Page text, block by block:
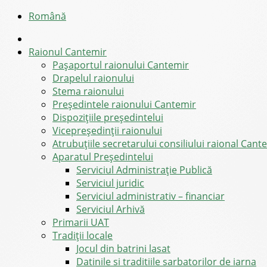
Română
Raionul Cantemir
Pașaportul raionului Cantemir
Drapelul raionului
Stema raionului
Preşedintele raionului Cantemir
Dispozițiile președintelui
Vicepreşedinţii raionului
Atrubuțiile secretarului consiliului raional
Aparatul Preşedintelui
Serviciul Administraţie Publică
Serviciul juridic
Serviciul administrativ – financiar
Serviciul Arhivă
Primarii UAT
Tradiții locale
Jocul din batrini lasat
Datinile si traditiile sarbatorilor de iarna